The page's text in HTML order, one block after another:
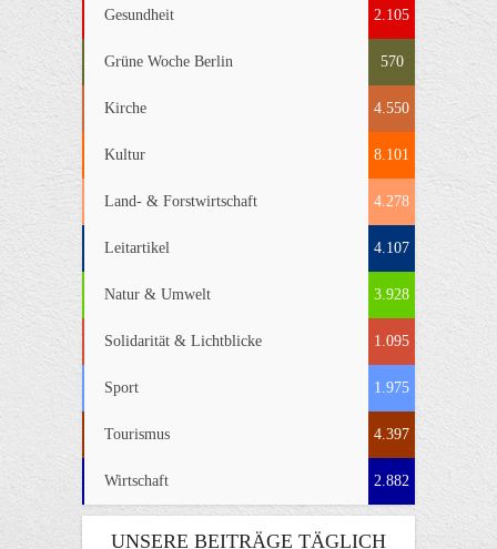
Gesundheit 2.105
Grüne Woche Berlin 570
Kirche 4.550
Kultur 8.101
Land- & Forstwirtschaft 4.278
Leitartikel 4.107
Natur & Umwelt 3.928
Solidarität & Lichtblicke 1.095
Sport 1.975
Tourismus 4.397
Wirtschaft 2.882
UNSERE BEITRÄGE TÄGLICH